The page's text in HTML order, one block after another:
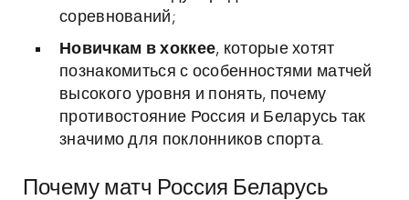
соревнований;
Новичкам в хоккее, которые хотят
познакомиться с особенностями матчей
высокого уровня и понять, почему
противостояние Россия и Беларусь так
значимо для поклонников спорта.
Почему матч Россия Беларусь